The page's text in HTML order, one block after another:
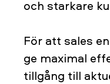
och starkare
För att sales
ge maximal
tillgång till